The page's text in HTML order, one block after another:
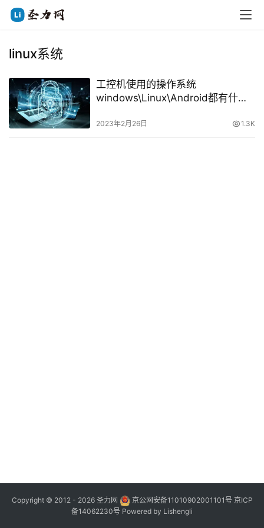
linux系统
工控机使用的操作系统
windows\Linux\Android都有什么
2023年2月26日 1.3K
Copyright © 2012 - 2026 圣力网 京公网安备11010902001101号 京ICP
备14062230号 Powered by Lishengli